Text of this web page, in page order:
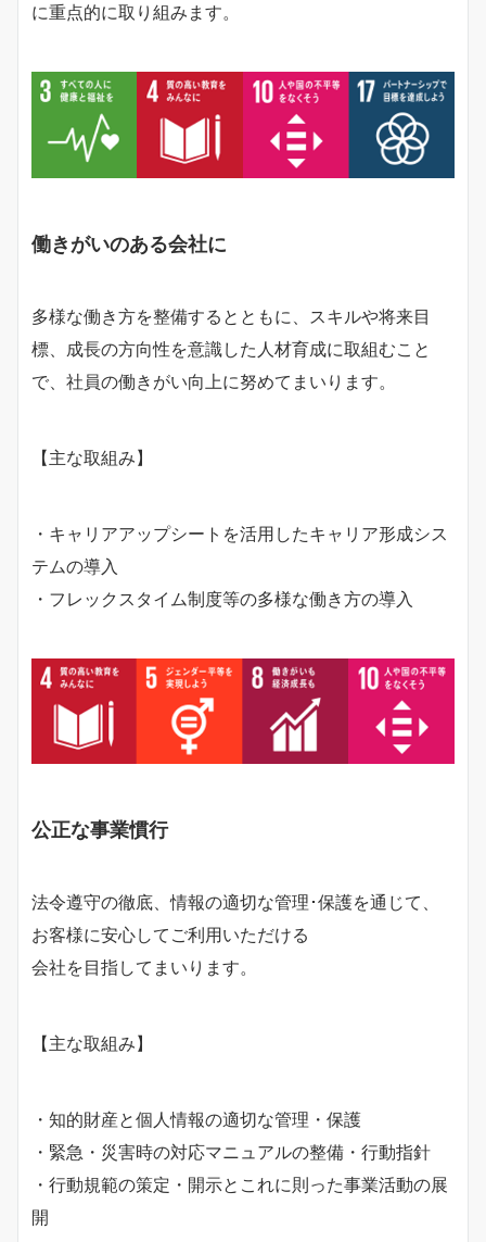
に重点的に取り組みます。
働きがいのある会社に
多様な働き方を整備するとともに、スキルや将来目
標、成長の方向性を意識した人材育成に取組むこと
で、社員の働きがい向上に努めてまいります。
【主な取組み】
・キャリアアップシートを活用したキャリア形成シス
テムの導入
・フレックスタイム制度等の多様な働き方の導入
公正な事業慣行
法令遵守の徹底、情報の適切な管理･保護を通じて、
お客様に安心してご利用いただける
会社を目指してまいります。
【主な取組み】
・知的財産と個人情報の適切な管理・保護
・緊急・災害時の対応マニュアルの整備・行動指針
・行動規範の策定・開示とこれに則った事業活動の展
開